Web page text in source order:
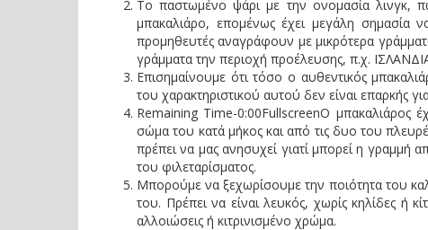
Το παστωμένο ψάρι με την ονομασία λινγκ,
μπακαλιάρο, επομένως έχει μεγάλη σημασία
προμηθευτές αναγράφουν με μικρότερα
γράμματα την περιοχή προέλευσης, π.χ.
Επισημαίνουμε ότι τόσο ο αυθεντικός
του χαρακτηριστικού αυτού δεν είναι επαρκής
Remaining Time-0:00FullscreenO μπακαλιάρος
σώμα του κατά μήκος και από τις δυο του
πρέπει να μας ανησυχεί γιατί μπορεί η γραμμή
του φιλεταρίσματος.
Μπορούμε να ξεχωρίσουμε την ποιότητα του
του. Πρέπει να είναι λευκός, χωρίς κηλίδες ή
αλλοιώσεις ή κιτρινισμένο χρώμα.